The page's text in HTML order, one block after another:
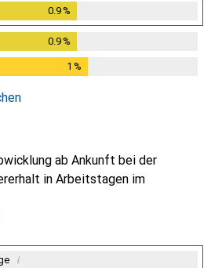
0.9%
0.9%
1 %
ab Ankunft bei der
in Arbeitstagen im
i